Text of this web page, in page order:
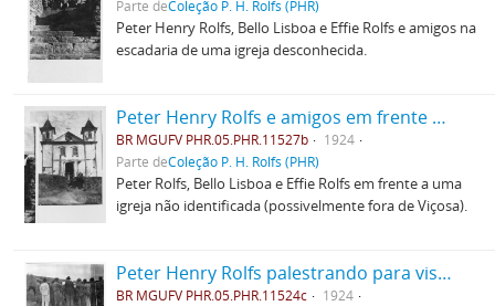
Parte deColeção P. H. Rolfs (PHR)
Peter Henry Rolfs, Bello Lisboa e Effie Rolfs e amigos na
escadaria de uma igreja desconhecida.
Peter Henry Rolfs e amigos em frente a uma igreja
BR MGUFV PHR.05.PHR.11527b
1924
Parte deColeção P. H. Rolfs (PHR)
Peter Rolfs, Bello Lisboa e Effie Rolfs em frente a uma
igreja não identificada (possivelmente fora de Viçosa).
Peter Henry Rolfs palestrando para visitantes
BR MGUFV PHR.05.PHR.11524c
1924